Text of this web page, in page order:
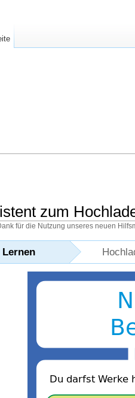
zum
für die Nutzung unseres neuen
Lernen